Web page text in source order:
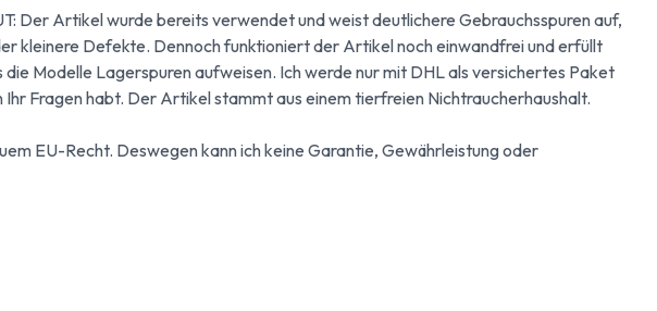
Der Artikel wurde bereits verwendet und weist deutlichere Gebrauchsspuren auf,
kleinere Defekte. Dennoch funktioniert der Artikel noch einwandfrei und erfüllt
Modelle Lagerspuren aufweisen. Ich werde nur mit DHL als versichertes Paket
Fragen habt. Der Artikel stammt aus einem tierfreien Nichtraucherhaushalt.
EU-Recht. Deswegen kann ich keine Garantie, Gewährleistung oder